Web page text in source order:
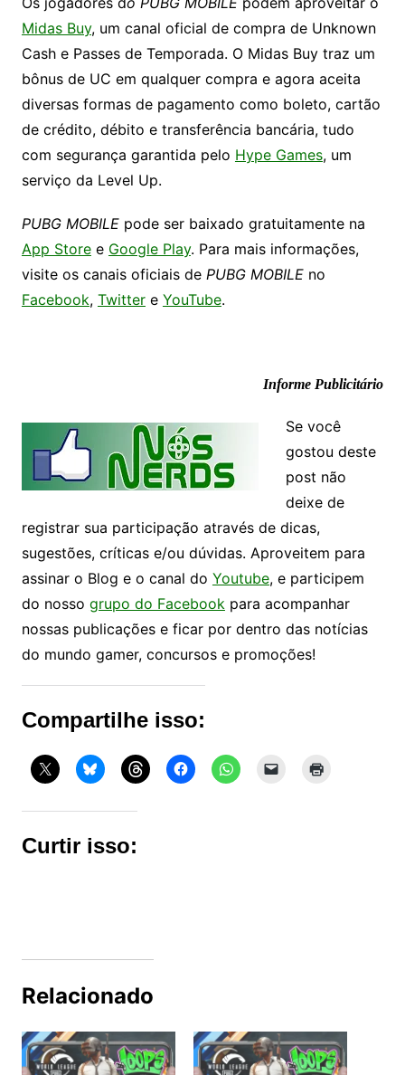
Midas Buy, um canal oficial de compra de Unknown
Cash e Passes de Temporada. O Midas Buy traz um
bônus de UC em qualquer compra e agora aceita
diversas formas de pagamento como boleto, cartão
de crédito, débito e transferência bancária, tudo
com segurança garantida pelo Hype Games, um
serviço da Level Up.
PUBG MOBILEpode ser baixado gratuitamente na
App Storee Google Play. Para mais informações,
visite os canais oficiais de PUBG MOBILEno
Facebook, Twittere YouTube.
Informe Publicitário
Se você
gostou deste
post não
deixe de
registrar sua participação através de dicas,
sugestões, críticas e/ou dúvidas. Aproveitem para
assinar o Blog e o canal do Youtube, e participem
do nosso grupo do Facebookpara acompanhar
nossas publicações e ficar por dentro das notícias
do mundo gamer, concursos e promoções!
Compartilhe isso:
Curtir isso:
Relacionado